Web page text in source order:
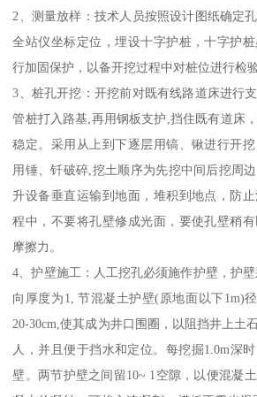
2、测量放样：技术人员按照设计图纸确定
全站仪坐标定位，埋设十字护桩，十字护
行加固保护，以备开挖过程中对桩位进行检验
3、桩孔开挖：开挖前对既有线路道床进行
管桩打入路基,再用钢板支护,挡住既有道床
稳定。采用从上到下逐层用镐、锹进行开
用锤、钎破碎,挖土顺序为先挖中间后挖周
升设备垂直运输到地面，堆积到地点，防
程中，不要将孔壁修成光面，要使孔壁稍
摩擦力。
4、护壁施工：人工挖孔必须施作护壁，护
向厚度为1, 节混凝土护壁(原地面以下1m)
20-30cm,使其成为井口围圈，以阻挡井上土
人，并且便于挡水和定位。每挖掘1.0m深
壁。两节护壁之间留10~ 1空隙，以便混凝